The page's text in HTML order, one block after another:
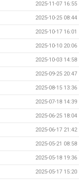
2025-11-07 16:55
2025-10-25 08:44
2025-10-17 16:01
2025-10-10 20:06
2025-10-03 14:58
2025-09-25 20:47
2025-08-15 13:36
2025-07-18 14:39
2025-06-25 18:04
2025-06-17 21:42
2025-05-21 08:58
2025-05-18 19:36
2025-05-17 15:20